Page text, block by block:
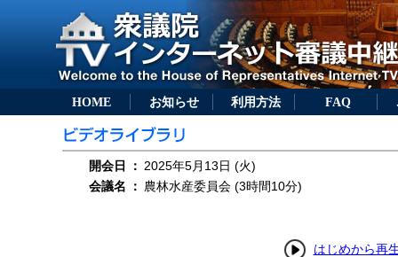
HOME お知らせ 利用方法 FAQ
開会日 ： 2025年5月13日 (火)
会議名
： 農林水産委員会 (3時間10分)
はじめから再